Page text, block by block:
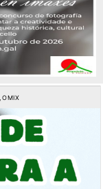
,OMIX